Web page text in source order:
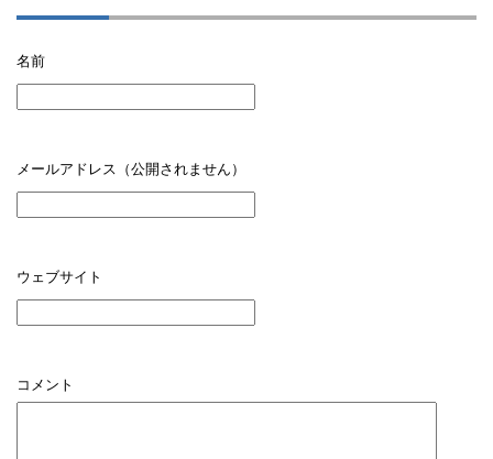
名前
メールアドレス（公開されません）
ウェブサイト
コメント